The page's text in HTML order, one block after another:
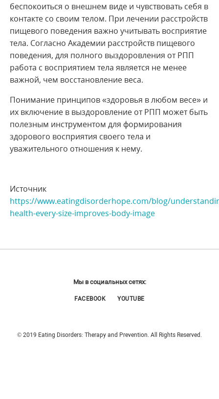
беспокоиться о внешнем виде и чувствовать себя в
контакте со своим телом. При лечении расстройств
пищевого поведения важно учитывать восприятие
тела. Согласно Академии расстройств пищевого
поведения, для полного выздоровления от РПП
работа с восприятием тела является не менее
важной, чем восстановление веса.
Понимание принципов «здоровья в любом весе» и
их включение в выздоровление от РПП может быть
полезным инструментом для формирования
здорового восприятия своего тела и
уважительного отношения к нему.
Источник
https://www.eatingdisorderhope.com/blog/
health-every-size-improves-body-image
Мы в социальных сетях:
FACEBOOK YOUTUBE
© 2019 Eating Disorders: Therapy and Prevention. All Rights Reserved.